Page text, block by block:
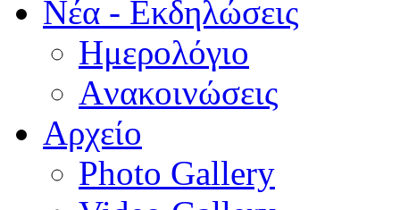
Νέα - Εκδηλώσεις
Ημερολόγιο
Aνακοινώσεις
Αρχείο
Photo Gallery